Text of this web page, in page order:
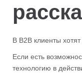
В B2B клиенты
Если есть
технологию в